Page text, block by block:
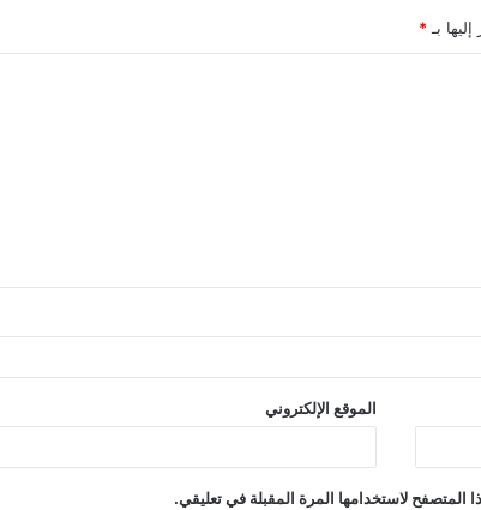
بـ *
الموقع الإلكتروني
المتصفح لاستخدامها المرة المقبلة في تعليقي.